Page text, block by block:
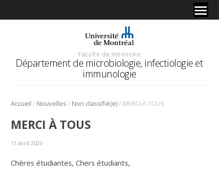
Faculté de médecine
Département de microbiologie, infectiologie et
immunologie
Accueil / Nouvelles / Non classifié(e)/ MERCI À TOUS
MERCI À TOUS
11 avril 2023
Chères étudiantes, Chers étudiants,